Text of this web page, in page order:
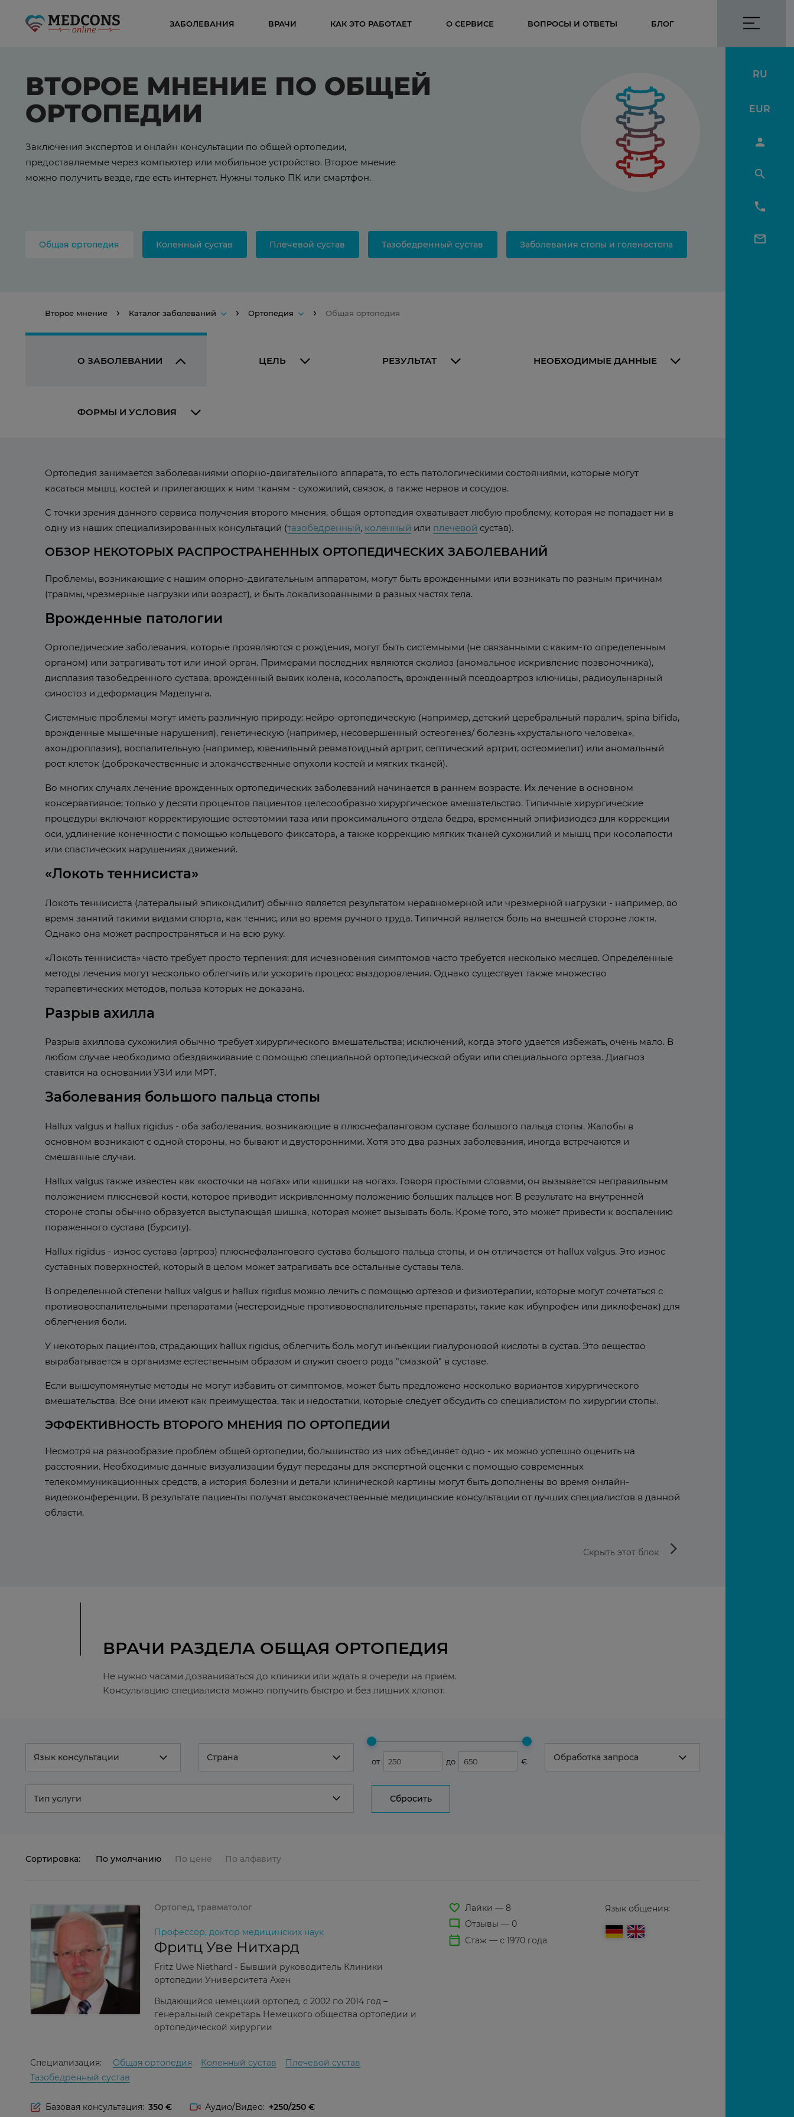
ЗАБОЛЕВАНИЯ ВРАЧИ КАК ЭТО РАБОТАЕТ О СЕРВИСЕ ВОПРОСЫ И ОТВЕТЫ БЛОГ
RU
EUR
ВТОРОЕ МНЕНИЕ ПО ОБЩЕЙ
ОРТОПЕДИИ
Заключения экспертов и онлайн консультации по общей ортопедии,
предоставляемые через компьютер или мобильное устройство. Второе мнение
можно получить везде, где есть интернет. Нужны только ПК или смартфон.
Общая ортопедия Коленный сустав Плечевой сустав Тазобедренный сустав Заболевания стопы и голеностопа
Второе мнение Каталог заболеваний Ортопедия Общая ортопедия
О ЗАБОЛЕВАНИИ
Ортопедия занимается заболеваниями опорно-двигательного аппарата, то есть патологическими состояниями, которые могут
касаться мышц, костей и прилегающих к ним тканям - сухожилий, связок, а также нервов и сосудов.
С точки зрения данного сервиса получения второго мнения, общая ортопедия охватывает любую проблему, которая не попадает ни в
одну из наших специализированных консультаций (тазобедренный, коленный или плечевой сустав).
ОБЗОР НЕКОТОРЫХ РАСПРОСТРАНЕННЫХ ОРТОПЕДИЧЕСКИХ ЗАБОЛЕВАНИЙ
Проблемы, возникающие с нашим опорно-двигательным аппаратом, могут быть врожденными или возникать по разным причинам
(травмы, чрезмерные нагрузки или возраст), и быть локализованными в разных частях тела.
Врожденные патологии
Ортопедические заболевания, которые проявляются с рождения, могут быть системными (не связанными с каким-то определенным
органом) или затрагивать тот или иной орган. Примерами последних являются сколиоз (аномальное искривление позвоночника),
дисплазия тазобедренного сустава, врожденный вывих колена, косолапость, врожденный псевдоартроз ключицы, радиоульнарный
синостоз и деформация Маделунга.
Системные проблемы могут иметь различную природу: нейро-ортопедическую (например, детский церебральный паралич, spina bifida,
врожденные мышечные нарушения), генетическую (например, несовершенный остеогенез/ болезнь «хрустального человека»,
ахондроплазия), воспалительную (например, ювенильный ревматоидный артрит, септический артрит, остеомиелит) или аномальный
рост клеток (доброкачественные и злокачественные опухоли костей и мягких тканей).
Во многих случаях лечение врожденных ортопедических заболеваний начинается в раннем возрасте. Их лечение в основном
консервативное; только у десяти процентов пациентов целесообразно хирургическое вмешательство. Типичные хирургические
процедуры включают корректирующие остеотомии таза или проксимального отдела бедра, временный эпифизиодез для коррекции
оси, удлинение конечности с помощью кольцевого фиксатора, а также коррекцию мягких тканей сухожилий и мышц при косолапости
или спастических нарушениях движений.
«Локоть теннисиста»
Локоть теннисиста (латеральный эпикондилит) обычно является результатом неравномерной или чрезмерной нагрузки - например, во
время занятий такими видами спорта, как теннис, или во время ручного труда. Типичной является боль на внешней стороне локтя.
Однако она может распространяться и на всю руку.
«Локоть теннисиста» часто требует просто терпения: для исчезновения симптомов часто требуется несколько месяцев. Определенные
методы лечения могут несколько облегчить или ускорить процесс выздоровления. Однако существует также множество
терапевтических методов, польза которых не доказана.
Разрыв ахилла
Разрыв ахиллова сухожилия обычно требует хирургического вмешательства; исключений, когда этого удается избежать, очень мало. В
любом случае необходимо обездвиживание с помощью специальной ортопедической обуви или специального ортеза. Диагноз
ставится на основании УЗИ или МРТ.
Заболевания большого пальца стопы
Hallux valgus и hallux rigidus - оба заболевания, возникающие в плюснефаланговом суставе большого пальца стопы. Жалобы в
основном возникают с одной стороны, но бывают и двусторонними. Хотя это два разных заболевания, иногда встречаются и
смешанные случаи.
Hallux valgus также известен как «косточки на ногах» или «шишки на ногах». Говоря простыми словами, он вызывается неправильным
положением плюсневой кости, которое приводит искривленному положению больших пальцев ног. В результате на внутренней
стороне стопы обычно образуется выступающая шишка, которая может вызывать боль. Кроме того, это может привести к воспалению
пораженного сустава (бурситу).
Hallux rigidus - износ сустава (артроз) плюснефалангового сустава большого пальца стопы, и он отличается от hallux valgus. Это износ
суставных поверхностей, который в целом может затрагивать все остальные суставы тела.
В определенной степени hallux valgus и hallux rigidus можно лечить с помощью ортезов и физиотерапии, которые могут сочетаться с
противовоспалительными препаратами (нестероидные противовоспалительные препараты, такие как ибупрофен или диклофенак) для
облегчения боли.
У некоторых пациентов, страдающих hallux rigidus, облегчить боль могут инъекции гиалуроновой кислоты в сустав. Это вещество
вырабатывается в организме естественным образом и служит своего рода "смазкой" в суставе.
Если вышеупомянутые методы не могут избавить от симптомов, может быть предложено несколько вариантов хирургического
вмешательства. Все они имеют как преимущества, так и недостатки, которые следует обсудить со специалистом по хирургии стопы.
ЭФФЕКТИВНОСТЬ ВТОРОГО МНЕНИЯ ПО ОРТОПЕДИИ
Несмотря на разнообразие проблем общей ортопедии, большинство из них объединяет одно - их можно успешно оценить на
расстоянии. Необходимые данные визуализации будут переданы для экспертной оценки с помощью современных
телекоммуникационных средств, а история болезни и детали клинической картины могут быть дополнены во время онлайн-
видеоконференции. В результате пациенты получат высококачественные медицинские консультации от лучших специалистов в данной
области.
Скрыть этот блок arrow_forward_ios
ЦЕЛЬ РЕЗУЛЬТАТ НЕОБХОДИМЫЕ ДАННЫЕ
ФОРМЫ И УСЛОВИЯ
ВРАЧИ РАЗДЕЛА ОБЩАЯ ОРТОПЕДИЯ
Не нужно часами дозваниваться до клиники или ждать в очереди на приём.
Консультацию специалиста можно получить быстро и без лишних хлопот.
от до €
Сбросить
Сортировка: По умолчанию По цене По алфавиту
Ортопед, травматолог
Профессор, доктор медицинских наук
Фритц Уве Нитхард
Fritz Uwe Niethard - Бывший руководитель Клиники
ортопедии Университета Ахен
Выдающийся немецкий ортопед, с 2002 по 2014 год –
генеральный секретарь Немецкого общества ортопедии и
ортопедической хирургии
Специализация: Общая ортопедия Коленный сустав
Плечевой сустав
Тазобедренный сустав
favorite_border Лайки — 8
mode_comment Отзывы — 0
calendar_today Стаж — с 1970 года
Язык общения:
Базовая консультация:350 Аудио/Видео: +250/250